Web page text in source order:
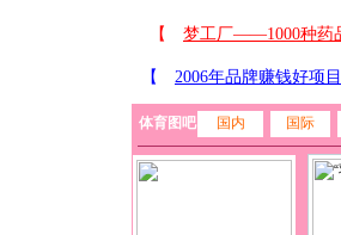
体育图吧 国内 国际